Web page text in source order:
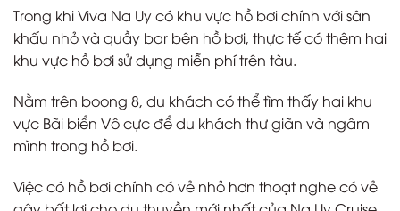
Trong khi Viva Na Uy có khu vực hồ bơi chính với sân
khấu nhỏ và quầy bar bên hồ bơi, thực tế có thêm hai
khu vực hồ bơi sử dụng miễn phí trên tàu.
Nằm trên boong 8, du khách có thể tìm thấy hai khu
vực Bãi biển Vô cực để du khách thư giãn và ngâm
mình trong hồ bơi.
Việc có hồ bơi chính có vẻ nhỏ hơn thoạt nghe có vẻ